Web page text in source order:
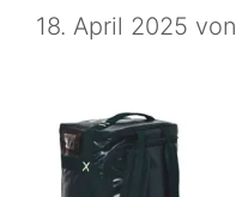
18. April 2025 von